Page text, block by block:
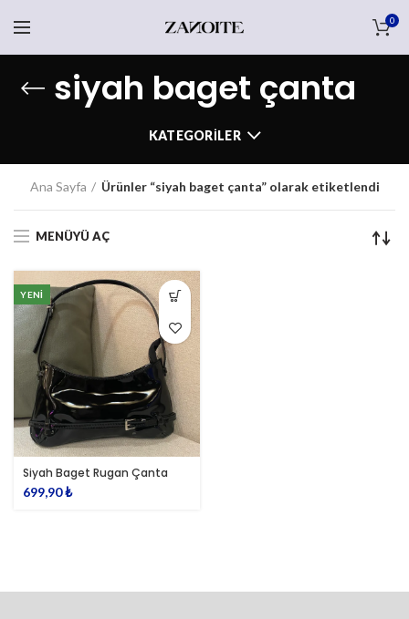
0
siyah baget çanta
KATEGORILER
Ana Sayfa Ürünler “siyah baget çanta” olarak etiketlendi
MENÜYÜ AÇ
YENI
Siyah Baget Rugan Çanta
699,90₺